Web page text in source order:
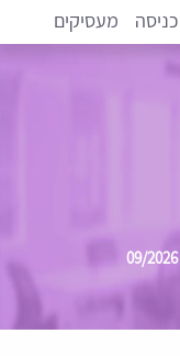
כניסה מעסיקים